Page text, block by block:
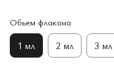
Обьем флакона
1 мл 2 мл 3 мл